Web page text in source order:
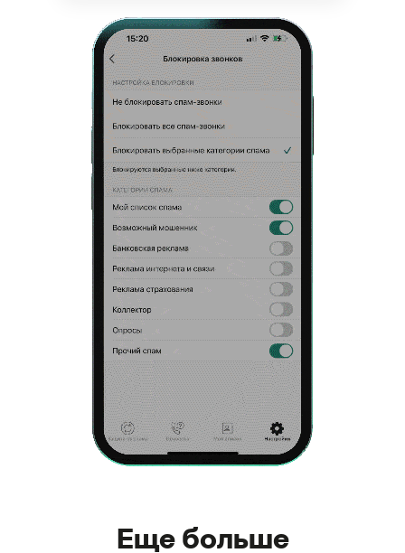
Еще больше